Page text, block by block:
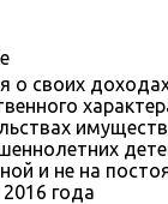
о своих
и не на
года